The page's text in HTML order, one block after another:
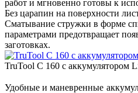
работ и мгновенно готовы к
Без царапин на поверхности
Сматывание стружки в форме
параметрами предотвращает
заготовках.
TruTool C 160 с аккумулятором
Удобные и маневренные